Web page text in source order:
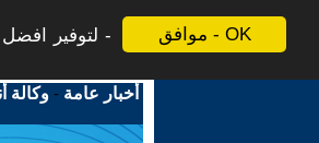
موافق - OK
لتوفير
أخبار عامة -وكالة